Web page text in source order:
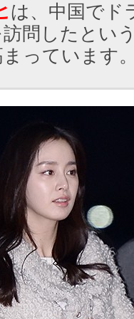
は、中国でド
問したとい
っています